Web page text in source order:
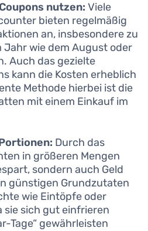
nutzen: Viele
bieten regelmäßig
an, insbesondere zu
wie dem August oder
Auch das gezielte
kann die Kosten erheblich
Methode hierbei ist die
mit einem Einkauf im
Durch das
in größeren Mengen
sondern auch Geld
günstigen Grundzutaten
wie Eintöpfe oder
sie sich gut einfrieren
Tage“ gewährleisten